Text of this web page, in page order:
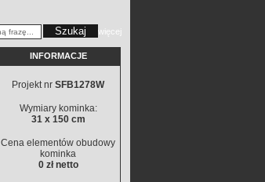
więcej
INFORMACJE
Projekt nr SFB1278W
Wymiary kominka:
31 x 150 cm
Cena elementów obudowy
kominka
0 zł netto